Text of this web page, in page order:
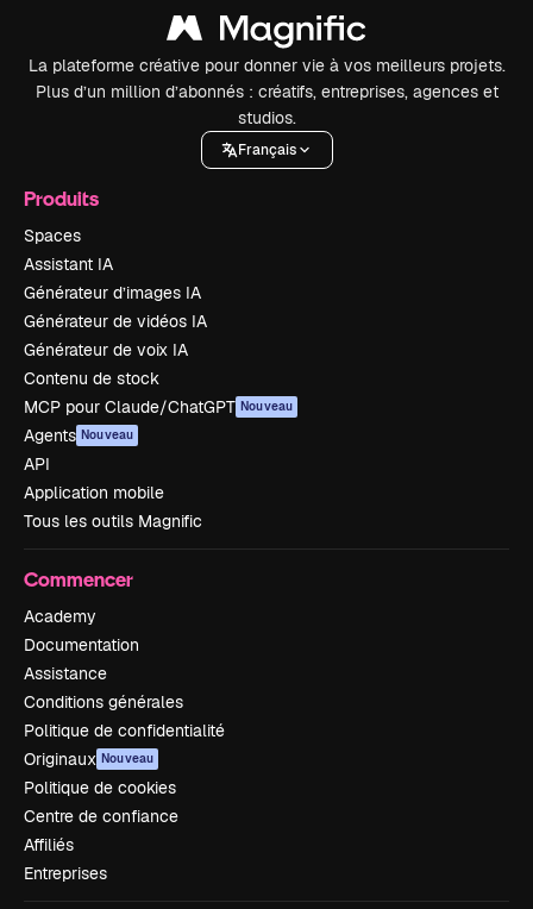
La plateforme créative pour donner vie à vos meilleurs projets.
Plus d’un million d’abonnés : créatifs, entreprises, agences et
studios.
Français
Produits
Spaces
Assistant IA
Générateur d’images IA
Générateur de vidéos IA
Générateur de voix IA
Contenu de stock
MCP pour Claude/ChatGPT Nouveau
Agents Nouveau
API
Application mobile
Tous les outils Magnific
Commencer
Academy
Documentation
Assistance
Conditions générales
Politique de confidentialité
Originaux Nouveau
Politique de cookies
Centre de confiance
Affiliés
Entreprises